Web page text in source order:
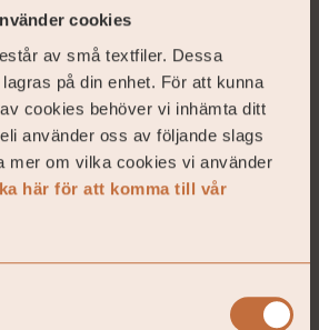
cookies
av små textfiler. Dessa
på din enhet. För att kunna
cookies behöver vi inhämta ditt
använder oss av följande slags
mer om vilka cookies vi använder
här för att komma till vår
inslag av ironi ingår i
har hänt de senaste 20 åren
åren innan pandemin slog
Senaste data från
procents arbetslöshet för
har endast Spanien, Italien
arbetslöshet. I de länderna
12–13 procent av BNP som på ett